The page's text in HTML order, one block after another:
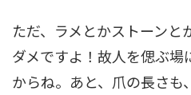
ただ、ラメとかストーンと
ダメですよ！故人を偲ぶ
からね。あと、爪の長さも